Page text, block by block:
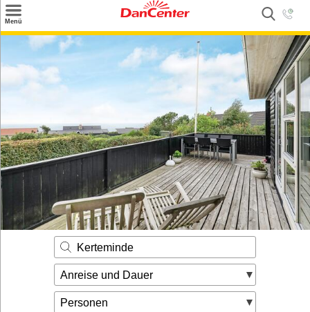
Menü
Suchen
Urlaubsziele
Angebote
Inspiration
Kontakt
Gut zu wissen
Login
Kerteminde
Anreise und Dauer
Personen